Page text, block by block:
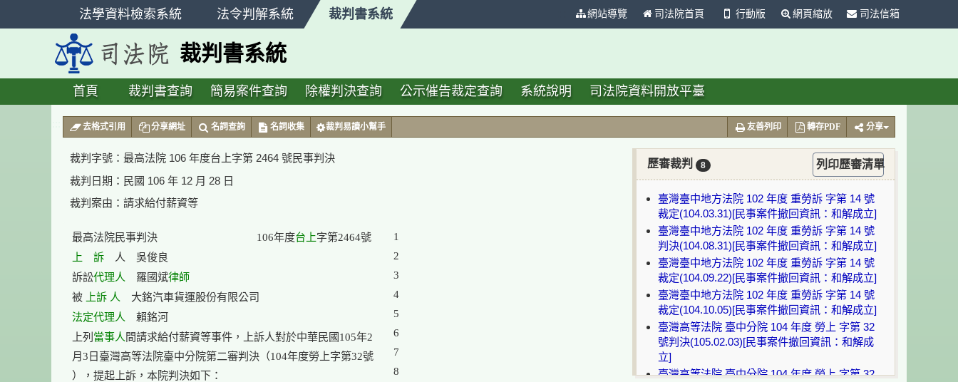
法學資料檢索系統 法令判解系統 裁判書系統 網站導覽 司法院首頁 行動版 網頁縮放 司法信箱
裁判書系統
首頁 裁判書查詢 簡易案件查詢 除權判決查詢 公示催告裁定查詢 系統說明 司法院資料開放平臺
去格式引用 分享網址 名詞查詢 名詞收集 裁判易讀小幫手 友善列印 轉存PDF 分享
裁判字號：最高法院 106 年度台上字第 2464 號民事判決
裁判日期： 民國 106 年 12 月 28 日
裁判案由：請求給付薪資等
最高法院民事判決　　　　　　　　　 106年度台上 字第2464號
上　訴 人　吳俊良
訴訟代理人 羅國斌律師
被 上訴 人
法定代理人
賴銘河
上列 當事人 間請求給付薪資等事件，上訴人對於中華民國105年2
月3日臺灣高等法院臺中分院第二審判決（104年度勞上字第32號
），提起上訴，本院判決如下：
1
2
3
4
5
6
7
8
歷審裁判 8 列印歷審清單
臺灣臺中地方法院 102 年度 重勞訴 字第 14 號
裁定(104.03.31)[民事案件撤回資訊：和解成立]
臺灣臺中地方法院 102 年度 重勞訴 字第 14 號
判決(104.08.31)[民事案件撤回資訊：和解成立]
臺灣臺中地方法院 102 年度 重勞訴 字第 14 號
裁定(104.09.22)[民事案件撤回資訊：和解成立]
臺灣臺中地方法院 102 年度 重勞訴 字第 14 號
裁定(104.10.05)[民事案件撤回資訊：和解成立]
臺灣高等法院 臺中分院 104 年度 勞上 字第 32
號判決(105.02.03)[民事案件撤回資訊：和解成
立]
臺灣高等法院 臺中分院 104 年度 勞上 字第 32